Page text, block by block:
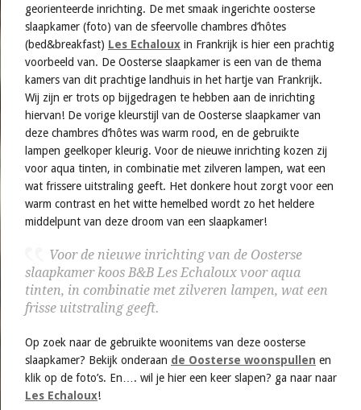
georienteerde inrichting. De met smaak ingerichte oosterse
slaapkamer (foto) van de sfeervolle chambres d’hôtes
(bed&breakfast) Les Echaloux in Frankrijk is hier een prachtig
voorbeeld van. De Oosterse slaapkamer is een van de thema
kamers van dit prachtige landhuis in het hartje van Frankrijk.
Wij zijn er trots op bijgedragen te hebben aan de inrichting
hiervan! De vorige kleurstijl van de Oosterse slaapkamer van
deze chambres d’hôtes was warm rood, en de gebruikte
lampen geelkoper kleurig. Voor de nieuwe inrichting kozen zij
voor aqua tinten, in combinatie met zilveren lampen, wat een
wat frissere uitstraling geeft. Het donkere hout zorgt voor een
warm contrast en het witte hemelbed wordt zo het heldere
middelpunt van deze droom van een slaapkamer!
Voor de nieuwe inrichting van de Oosterse
slaapkamer koos B&B Les Echaloux voor aqua
tinten, in combinatie met zilveren lampen, wat een
frisse uitstraling geeft.
Op zoek naar de gebruikte woonitems van deze oosterse
slaapkamer? Bekijk onderaan de Oosterse woonspullen en
klik op de foto’s. En…. wil je hier een keer slapen? ga naar naar
Les Echaloux!